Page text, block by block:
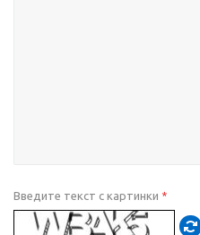
Введите текст с картинки *